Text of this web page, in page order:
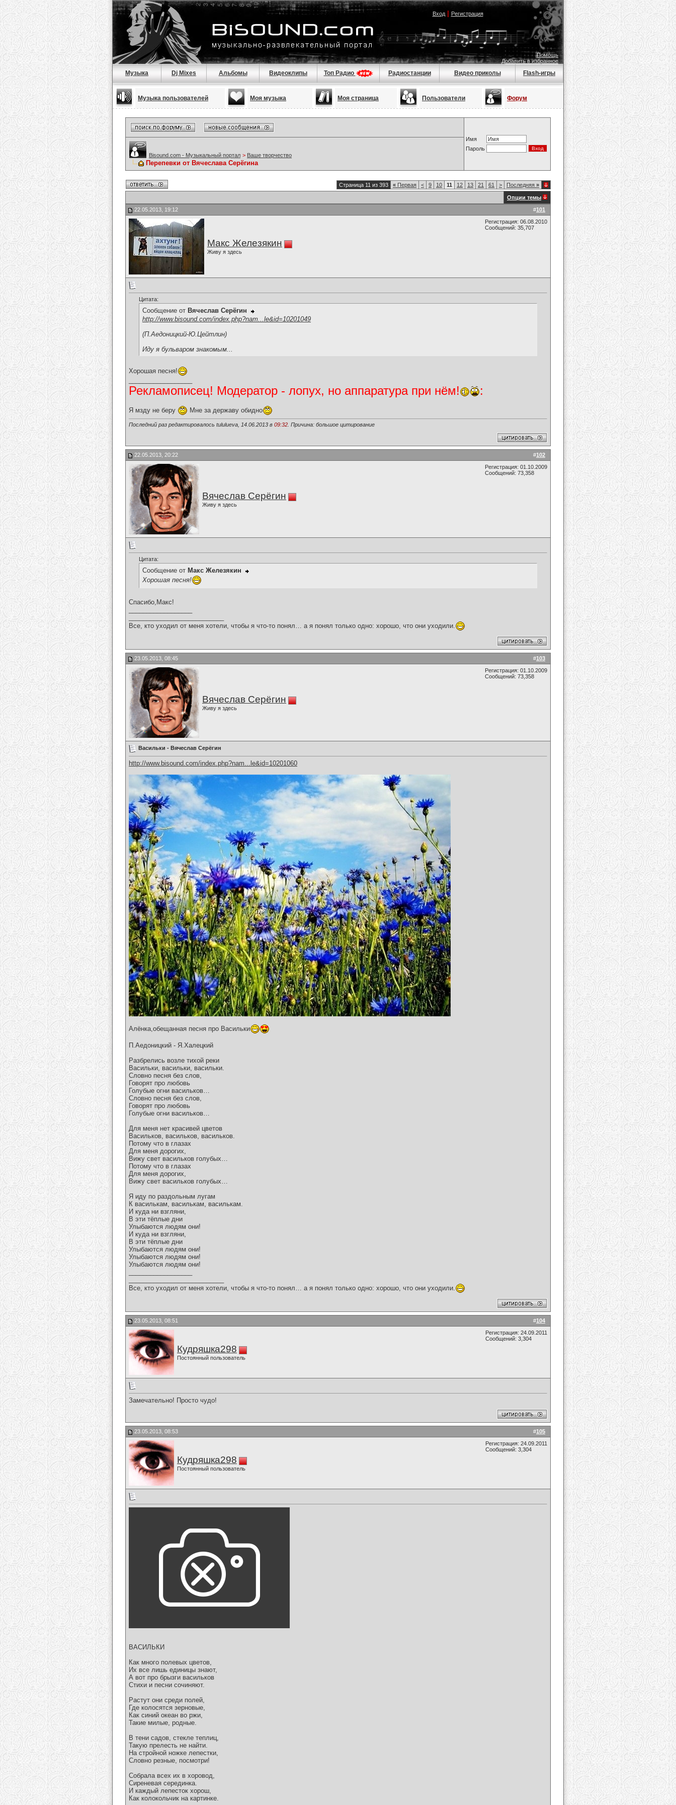
Вход| Регистрация
Помощь
Добавить в избранное
Музыка Dj Mixes Альбомы Видеоклипы Топ Радио Радиостанции Видео приколы Flash-игры
Музыка пользователей Моя музыка Моя страница Пользователи Форум
Имя
Пароль
Bisound.com - Музыкальный портал > Ваше творчество
Перепевки от Вячеслава Серёгина
Страница 11 из 393 « Первая < 9 10 11 12 13 21 61 > Последняя »
Опции темы
#101
22.05.2013, 19:12
Макс Железякин
Живу я здесь
Регистрация: 06.08.2010
Сообщений: 35,707
Цитата:
Сообщение от Вячеслав Серёгин
http://www.bisound.com/index.php?nam...le&id=10201049
(П.Аедоницкий-Ю.Цейтлин)
Иду я бульваром знакомым...
Хорошая песня!
Рекламописец! Модератор - лопух, но аппаратура при нём! :
Я мзду не беру Мне за державу обидно
Последний раз редактировалось tululueva, 14.06.2013 в 09:32 . Причина: большое цитирование
#102
22.05.2013, 20:22
Вячеслав Серёгин
Живу я здесь
Регистрация: 01.10.2009
Сообщений: 73,358
Цитата:
Сообщение от Макс Железякин
Хорошая песня!
Спасибо,Макс!
Все, кто уходил от меня хотели, чтобы я что-то понял… а я понял только одно: хорошо, что они уходили.
#103
23.05.2013, 08:45
Вячеслав Серёгин
Живу я здесь
Регистрация: 01.10.2009
Сообщений: 73,358
Васильки - Вячеслав Серёгин
http://www.bisound.com/index.php?nam...le&id=10201060
Алёнка,обещанная песня про Васильки
П.Аедоницкий - Я.Халецкий
Разбрелись возле тихой реки
Васильки, васильки, васильки.
Словно песня без слов,
Говорят про любовь
Голубые огни васильков…
Словно песня без слов,
Говорят про любовь
Голубые огни васильков…
Для меня нет красивей цветов
Васильков, васильков, васильков.
Потому что в глазах
Для меня дорогих,
Вижу свет васильков голубых…
Потому что в глазах
Для меня дорогих,
Вижу свет васильков голубых…
Я иду по раздольным лугам
К василькам, василькам, василькам.
И куда ни взгляни,
В эти тёплые дни
Улыбаются людям они!
И куда ни взгляни,
В эти тёплые дни
Улыбаются людям они!
Улыбаются людям они!
Улыбаются людям они!
Все, кто уходил от меня хотели, чтобы я что-то понял… а я понял только одно: хорошо, что они уходили.
#104
23.05.2013, 08:51
Кудряшка298
Постоянный пользователь
Регистрация: 24.09.2011
Сообщений: 3,304
Замечательно! Просто чудо!
#105
23.05.2013, 08:53
Кудряшка298
Постоянный пользователь
Регистрация: 24.09.2011
Сообщений: 3,304
ВАСИЛЬКИ
Как много полевых цветов,
Их все лишь единицы знают,
А вот про брызги васильков
Стихи и песни сочиняют.
Растут они среди полей,
Где колосятся зерновые,
Как синий океан во ржи,
Такие милые, родные.
В тени садов, стекле теплиц,
Такую прелесть не найти.
На стройной ножке лепестки,
Словно резные, посмотри!
Собрала всех их в хоровод,
Сиреневая серединка.
И каждый лепесток хорош,
Как колокольчик на картинке.